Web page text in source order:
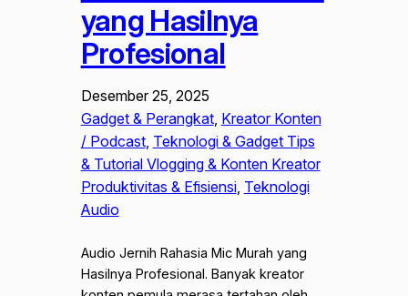
yang Hasilnya
Profesional
Desember 25, 2025
Gadget & Perangkat, Kreator Konten
/ Podcast, Teknologi & Gadget Tips
& Tutorial Vlogging & Konten Kreator
Produktivitas & Efisiensi, Teknologi
Audio
Audio Jernih Rahasia Mic Murah yang
Hasilnya Profesional. Banyak kreator